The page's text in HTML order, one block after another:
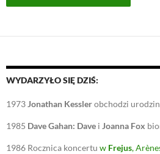
WYDARZYŁO SIĘ DZIŚ:
1973Jonathan Kesslerobchodzi
1985 Dave Gahan: Dave i Joanna Fox
1986 Rocznica koncertu w Frejus,